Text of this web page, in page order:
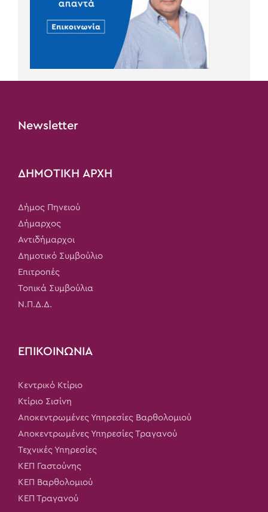
Newsletter
ΔΗΜΟΤΙΚΗ ΑΡΧΗ
Δήμος Πηνειού
Δήμαρχος
Αντιδήμαρχοι
Δημοτικό Συμβούλιο
Επιτροπές
Τοπικά Συμβούλια
Ν.Π.Δ.Δ.
ΕΠΙΚΟΙΝΩΝΙΑ
Κεντρικό Κτίριο
Κτίριο Σισίνη
Αποκεντρωμένες Υπηρεσίες Βαρθολομιού
Αποκεντρωμένες Υπηρεσίες Τραγανού
Τεχνικές Υπηρεσίες
ΚΕΠ Γαστούνης
ΚΕΠ Βαρθολομιού
ΚΕΠ Τραγανού